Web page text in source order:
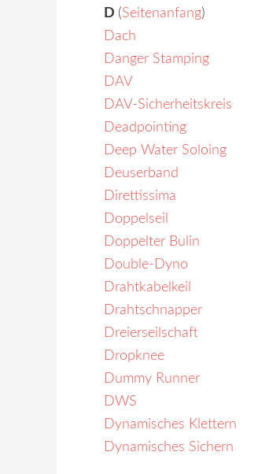
D (Seitenanfang)
Dach
Danger Stamping
DAV
DAV-Sicherheitskreis
Deadpointing
Deep Water Soloing
Deuserband
Direttissima
Doppelseil
Doppelter Bulin
Double-Dyno
Drahtkabelkeil
Drahtschnapper
Dreierseilschaft
Dropknee
Dummy Runner
DWS
Dynamisches Klettern
Dynamisches Sichern